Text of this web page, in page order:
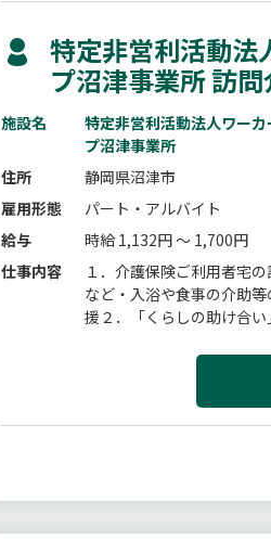
特定非営利活動
プ沼津事業所 訪
施設名
特定非営利活動法人ワー
プ沼津事業所
住所
静岡県沼津市
雇用形態
パート・アルバイト
給与
時給 1,132円 ～ 1,700円
仕事内容
１．介護保険ご利用者宅
など・入浴や食事の介助
援２．「くらしの助け合